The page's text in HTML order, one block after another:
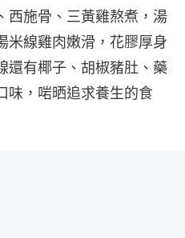
西施骨、三黃雞熬煮，湯
米線雞肉嫩滑，花膠厚身
還有椰子、胡椒豬肚、藥
味，啱晒追求養生的食